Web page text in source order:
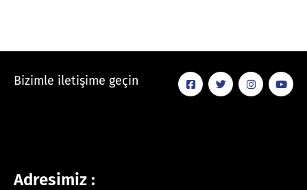
Bizimle iletişime geçin
Adresimiz :